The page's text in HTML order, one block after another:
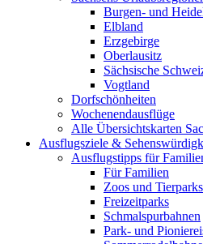
Burgen- und
Elbland
Erzgebirge
Oberlausitz
Sächsische
Vogtland
Dorfschönheiten
Wochenendausflüge
Alle Übersichtskarten
Ausflugsziele &
Ausflugstipps für
Für Familien
Zoos und Tierparks
Freizeitparks
Schmalspurbahnen
Park- und